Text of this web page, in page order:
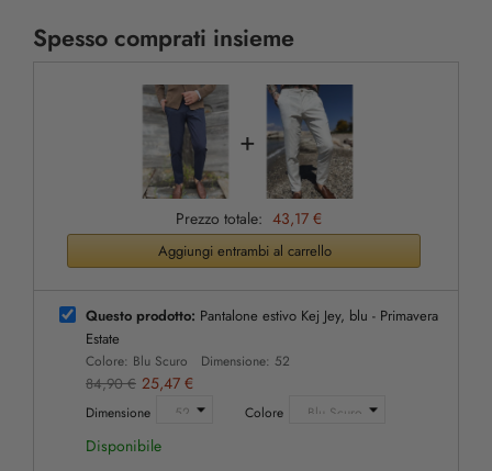
Spesso comprati insieme
+
Prezzo totale: 43,17 €
Aggiungi entrambi al carrello
Questo prodotto: Pantalone estivo Kej Jey, blu - Primavera
Estate
Colore: Blu Scuro Dimensione: 52
84,90 € 25,47 €
Dimensione Colore
Disponibile